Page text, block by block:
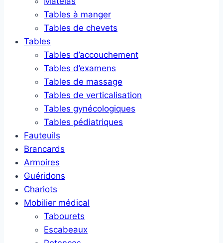
Tables à manger
Tables de chevets
Tables
Tables d’accouchement
Tables d’examens
Tables de massage
Tables de verticalisation
Tables gynécologiques
Tables pédiatriques
Fauteuils
Brancards
Armoires
Guéridons
Chariots
Mobilier médical
Tabourets
Escabeaux